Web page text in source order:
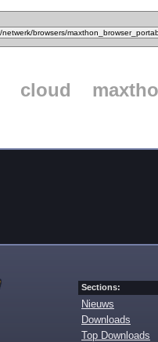
cloud
Sections:
Nieuws
Downloads
Top Downloads